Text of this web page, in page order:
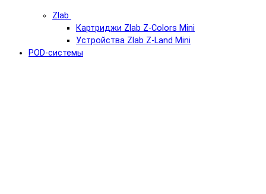
Zlab
Картриджи Zlab Z-Colors Mini
Устройства Zlab Z-Land Mini
POD-системы